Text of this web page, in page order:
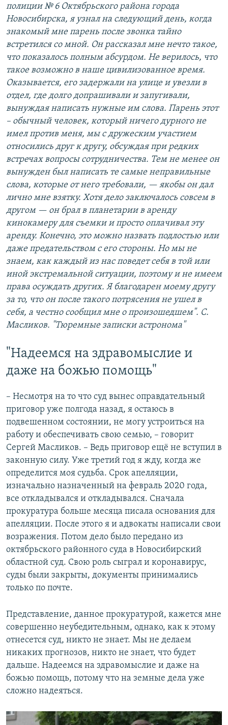
полиции № 6 Октябрьского района города
Новосибирска, я узнал на следующий день, когда
знакомый мне парень после звонка тайно
встретился со мной. Он рассказал мне нечто такое,
что показалось полным абсурдом. Не верилось, что
такое возможно в наше цивилизованное время.
Оказывается, его задержали на улице и увезли в
отдел, где долго допрашивали и запугивали,
вынуждая написать нужные им слова. Парень этот
– обычный человек, который ничего дурного не
имел против меня, мы с дружеским участием
относились друг к другу, обсуждая при редких
встречах вопросы сотрудничества. Тем не менее он
вынужден был написать те самые неправильные
слова, которые от него требовали, — якобы он дал
лично мне взятку. Хотя дело заключалось совсем в
другом — он брал в планетарии в аренду
кинокамеру для съемки и просто оплачивал эту
аренду. Конечно, это можно назвать подлостью или
даже предательством с его стороны. Но мы не
знаем, как каждый из нас поведет себя в той или
иной экстремальной ситуации, поэтому и не имеем
права осуждать других. Я благодарен моему другу
за то, что он после такого потрясения не ушел в
себя, а честно сообщил мне о произошедшем". С.
Масликов. "Тюремные записки астронома"
"Надеемся на здравомыслие и
даже на божью помощь"
– Несмотря на то что суд вынес оправдательный
приговор уже полгода назад, я остаюсь в
подвешенном состоянии, не могу устроиться на
работу и обеспечивать свою семью, – говорит
Сергей Масликов. – Ведь приговор ещё не вступил в
законную силу. Уже третий год я жду, когда же
определится моя судьба. Срок апелляции,
изначально назначенный на февраль 2020 года,
все откладывался и откладывался. Сначала
прокуратура больше месяца писала основания для
апелляции. После этого я и адвокаты написали свои
возражения. Потом дело было передано из
октябрьского районного суда в Новосибирский
областной суд. Свою роль сыграл и коронавирус,
суды были закрыты, документы принимались
только по почте.
Представление, данное прокуратурой, кажется мне
совершенно неубедительным, однако, как к этому
отнесется суд, никто не знает. Мы не делаем
никаких прогнозов, никто не знает, что будет
дальше. Надеемся на здравомыслие и даже на
божью помощь, потому что на земные дела уже
сложно надеяться.